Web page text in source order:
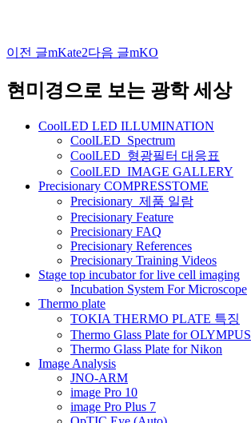
글
네
이전 글mKate2다음 글mKO
현미경으로 보는 광학 세상
CoolLED LED ILLUMINATION
CoolLED_Spectrum
CoolLED_형광필터 대응표
CoolLED_IMAGE GALLERY
Precisionary COMPRESSTOME
Precisionary_제품 일람
Precisionary Feature
Precisionary FAQ
Precisionary References
Precisionary Training Videos
Stage top incubator for live cell imaging
Incubation System For Microscope
Thermo plate
TOKIA THERMO PLATE 특징
Thermo Glass Plate for OLYMPUS
Thermo Glass Plate for Nikon
Image Analysis
JNO-ARM
image Pro 10
image Pro Plus 7